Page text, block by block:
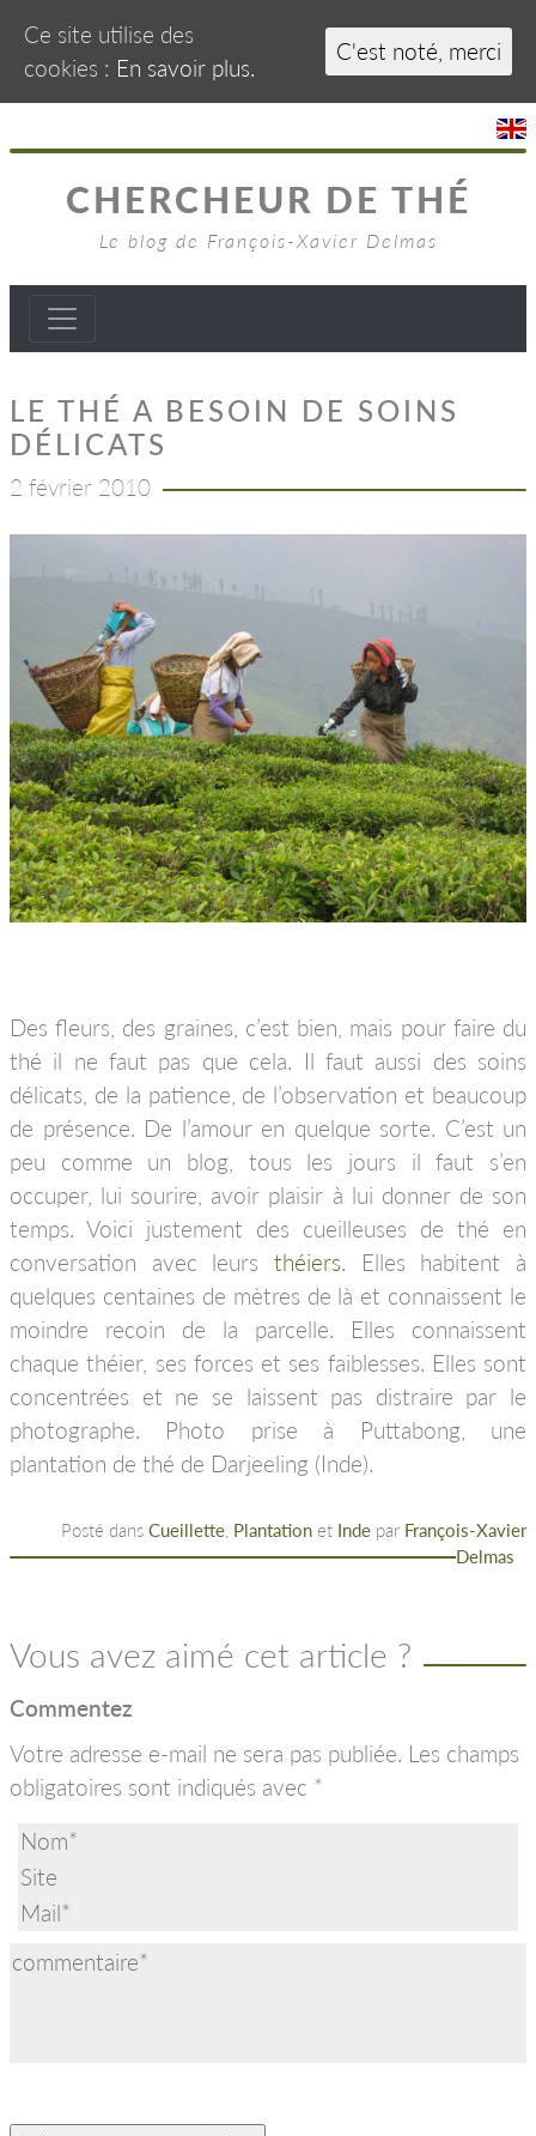
CHERCHEUR DE THÉ
Le blog de François-Xavier Delmas
LE THÉ A BESOIN DE SOINS
DÉLICATS
2 février 2010
Des fleurs, des graines, c’est bien, mais pour faire du
thé il ne faut pas que cela. Il faut aussi des soins
délicats, de la patience, de l’observation et beaucoup
de présence. De l’amour en quelque sorte. C’est un
peu comme un blog, tous les jours il faut s’en
occuper, lui sourire, avoir plaisir à lui donner de son
temps. Voici justement des cueilleuses de thé en
conversation avec leurs théiers. Elles habitent à
quelques centaines de mètres de là et connaissent le
moindre recoin de la parcelle. Elles connaissent
chaque théier, ses forces et ses faiblesses. Elles sont
concentrées et ne se laissent pas distraire par le
photographe. Photo prise à Puttabong, une
plantation de thé de Darjeeling (Inde).
Posté dans Cueillette Plantation et Inde par François-Xavier
Delmas
Vous avez aimé cet article ?
Commentez
Votre adresse e-mail ne sera pas publiée. Les champs
obligatoires sont indiqués avec *
Ce site utilise des
cookies : En savoir plus.
C'est noté, merci